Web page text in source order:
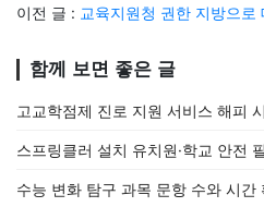
이전 글 : 교육지원청 권한 지방으로
함께 보면 좋은 글
고교학점제 진로 지원 서비스 해피
스프링클러 설치 유치원·학교 안전
수능 변화 탐구 과목 문항 수와 시간